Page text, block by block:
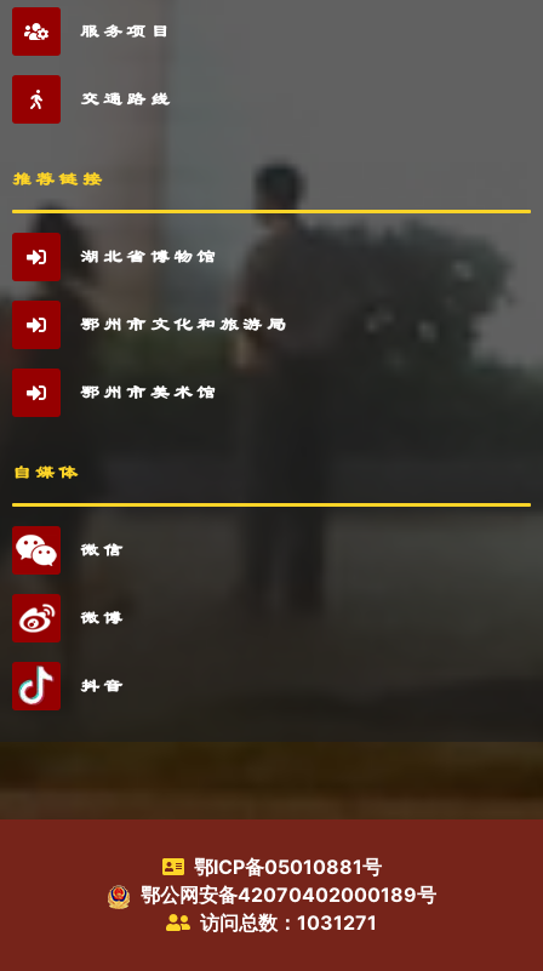
服务项目
交通路线
推荐链接
湖北省博物馆
鄂州市文化和旅游局
鄂州市美术馆
自媒体
微信
微博
抖音
鄂ICP备05010881号
鄂公网安备42070402000189号
访问总数：1031271